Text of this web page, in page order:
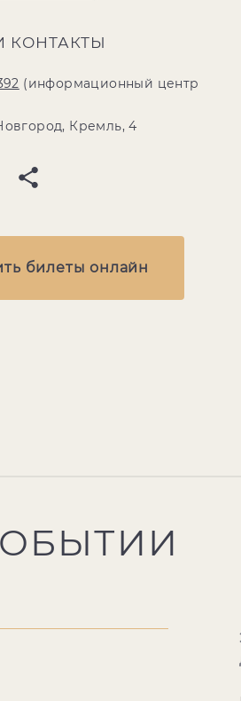
КОНТАКТЫ
(информационный центр
Кремль, 4
билеты онлайн